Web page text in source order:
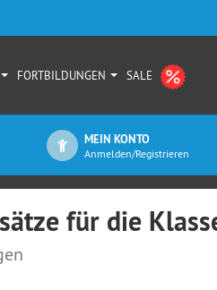
FORTBILDUNGEN SALE
MEIN KONTO
Anmelden/Registrieren
für die